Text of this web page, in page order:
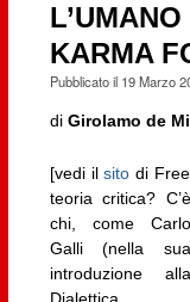
KARMA
Pubblicato il 19 Marzo
di Girolamo de
[vedi ilsito di
teoria critica? C’è
chi, come Carlo
Galli (nella sua
introduzione alla
Dialettica